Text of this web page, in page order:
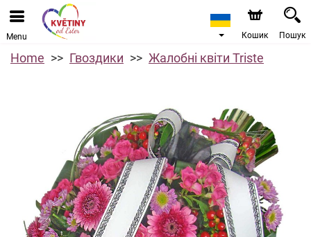
Menu Кошик Пошук
Home Гвоздики Жалобні квіти Triste